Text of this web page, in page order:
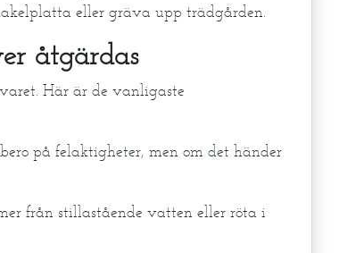
eller gräva upp trädgården.
åtgärdas
Här är de vanligaste
på felaktigheter, men om det händer
från stillastående vatten eller röta i